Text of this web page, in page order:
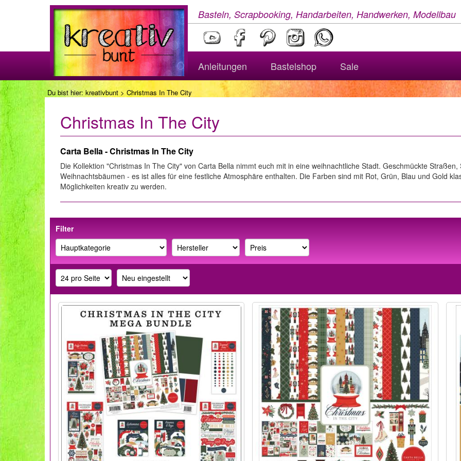
Basteln, Scrapbooking, Handarbeiten, Handwerken, Modellbau
Anleitungen Bastelshop Sale
Du bist hier: kreativbunt > Christmas In The City
Christmas In The City
Carta Bella - Christmas In The City
Die Kollektion "Christmas In The City" von Carta Bella nimmt euch mit in eine weihnachtliche Stadt. Geschmückte
Weihnachtsbäumen - es ist alles für eine festliche Atmosphäre enthalten. Die Farben sind mit Rot, Grün, Blau und Gold
Möglichkeiten kreativ zu werden.
Filter